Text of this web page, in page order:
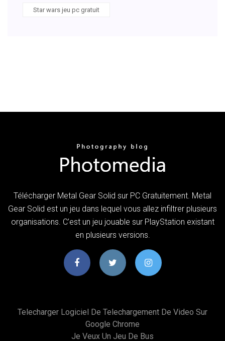
Star wars jeu pc gratuit
Télécharger Metal Gear Solid sur PC Gratuitement. Metal
Gear Solid est un jeu dans lequel vous allez infiltrer plusieurs
organisations. C’est un jeu jouable sur PlayStation existant
en plusieurs versions.
Telecharger Logiciel De Telechargement De Video Sur
Google Chrome
Je Veux Un Jeu De Bus